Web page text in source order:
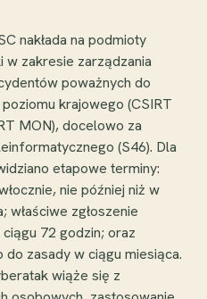
nakłada na podmioty
zakresie zarządzania
poważnych do
krajowego (CSIRT
MON), docelowo za
(S46). Dla
etapowe terminy:
nie później niż w
zgłoszenie
72 godzin; oraz
zasady w ciągu miesiąca.
wiąże się z